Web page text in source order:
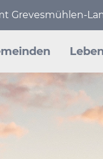
Grevesmühlen-